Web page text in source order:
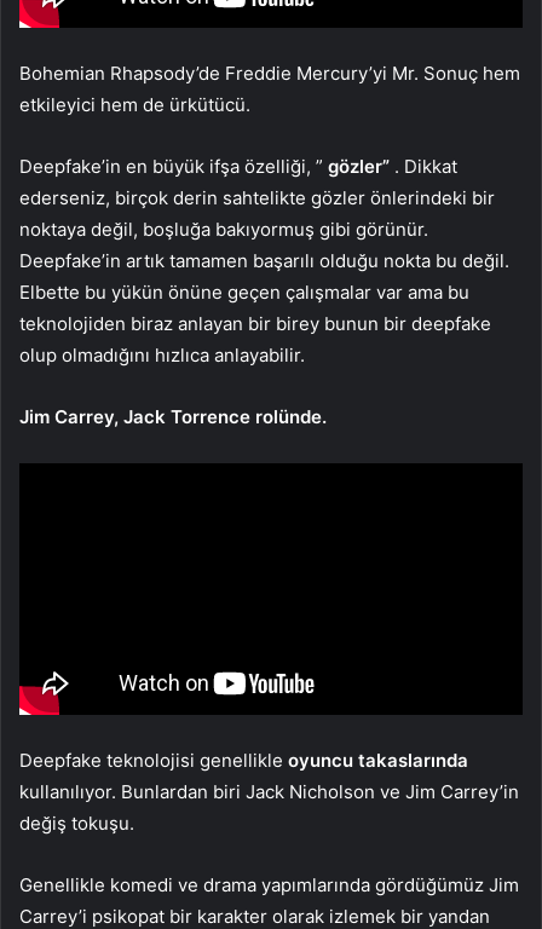
Bohemian Rhapsody’de Freddie Mercury’yi Mr. Sonuç hem
etkileyici hem de ürkütücü.
Deepfake’in en büyük ifşa özelliği, ” gözler” . Dikkat
ederseniz, birçok derin sahtelikte gözler önlerindeki bir
noktaya değil, boşluğa bakıyormuş gibi görünür.
Deepfake’in artık tamamen başarılı olduğu nokta bu değil.
Elbette bu yükün önüne geçen çalışmalar var ama bu
teknolojiden biraz anlayan bir birey bunun bir deepfake
olup olmadığını hızlıca anlayabilir.
Jim Carrey, Jack Torrence rolünde.
Deepfake teknolojisi genellikle oyuncu takaslarında
kullanılıyor. Bunlardan biri Jack Nicholson ve Jim Carrey’in
değiş tokuşu.
Genellikle komedi ve drama yapımlarında gördüğümüz Jim
Carrey’i psikopat bir karakter olarak izlemek bir yandan